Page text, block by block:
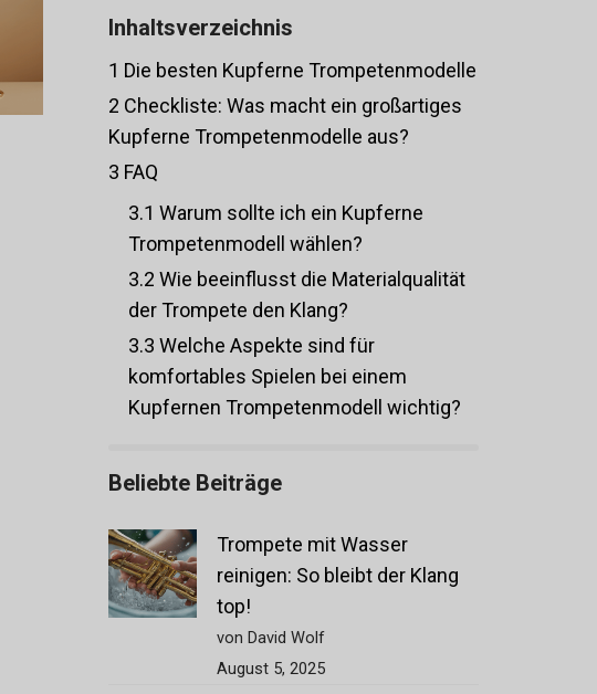
Inhaltsverzeichnis
1 Die besten Kupferne Trompetenmodelle
2 Checkliste: Was macht ein großartiges
Kupferne Trompetenmodelle aus?
3 FAQ
3.1 Warum sollte ich ein Kupferne
Trompetenmodell wählen?
3.2 Wie beeinflusst die Materialqualität
der Trompete den Klang?
3.3 Welche Aspekte sind für
komfortables Spielen bei einem
Kupfernen Trompetenmodell wichtig?
Beliebte Beiträge
Trompete mit Wasser
reinigen: So bleibt der Klang
top!
von David Wolf
August 5, 2025